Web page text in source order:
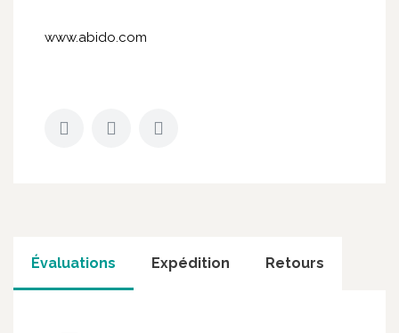
www.abido.com
Évaluations Expédition Retours